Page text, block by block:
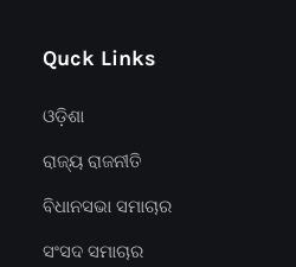
Quck Links
ଓଡ଼ିଶା
ରାଜ୍ୟ ରାଜନୀତି
ବିଧାନସଭା ସମାଚାର
ସଂସଦ ସମାଚାର